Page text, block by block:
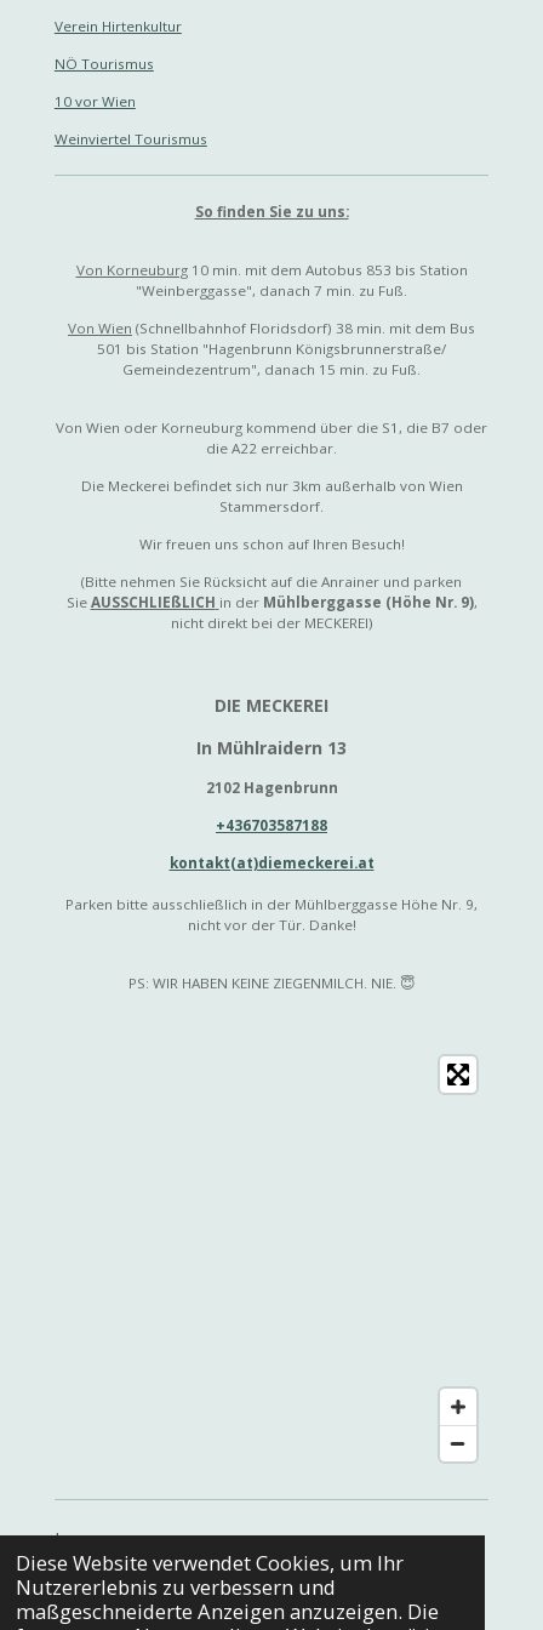
Diese Website verwendet Cookies, um Ihr
Nutzererlebnis zu verbessern und
maßgeschneiderte Anzeigen anzuzeigen. Die
Verein Hirtenkultur
NÖ Tourismus
10 vor Wien
Weinviertel Tourismus
So finden Sie zu uns:
Von Korneuburg10 min. mit dem Autobus 853 bis Station
"Weinberggasse", danach 7 min. zu Fuß.
Von Wien (Schnellbahnhof Floridsdorf) 38 min. mit dem Bus
501 bis Station "Hagenbrunn Königsbrunnerstraße/
Gemeindezentrum", danach 15 min. zu Fuß.
Von Wien oder Korneuburg kommend über die S1, die B7 oder
die A22 erreichbar.
Die Meckerei befindet sich nur 3km außerhalb von Wien
Stammersdorf.
Wir freuen uns schon auf Ihren Besuch!
(Bitte nehmen Sie Rücksicht auf die Anrainer und parken
Sie AUSSCHLIEßLICH in der Mühlberggasse (Höhe Nr. 9),
nicht direkt bei der MECKEREI)
DIE MECKEREI
In Mühlraidern 13
2102 Hagenbrunn
+436703587188
kontakt(at)diemeckerei.at
Parken bitte ausschließlich in der Mühlberggasse Höhe Nr. 9,
nicht vor der Tür. Danke!
PS: WIR HABEN KEINE ZIEGENMILCH. NIE. 😇
Impressum
Datenschutz
AGB